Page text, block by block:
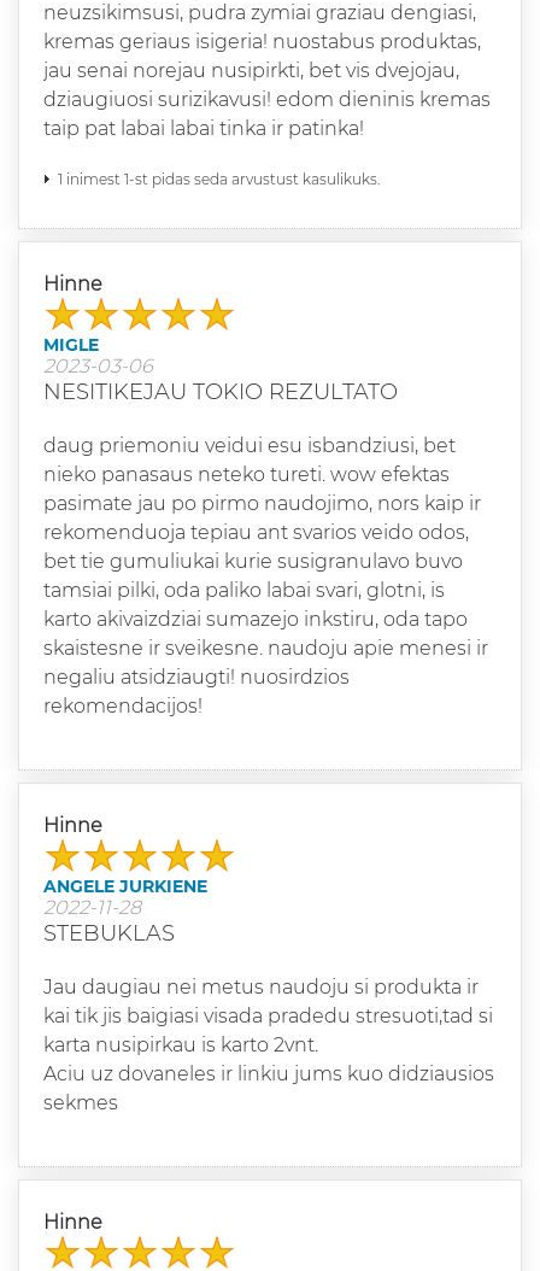
neuzsikimsusi, pudra zymiai graziau dengiasi,
kremas geriaus isigeria! nuostabus produktas,
jau senai norejau nusipirkti, bet vis dvejojau,
dziaugiuosi surizikavusi! edom dieninis kremas
taip pat labai labai tinka ir patinka!
1 inimest 1-st pidas seda arvustust kasulikuks.
Hinne
MIGLE
2023-03-06
NESITIKEJAU TOKIO REZULTATO
daug priemoniu veidui esu isbandziusi, bet
nieko panasaus neteko tureti. wow efektas
pasimate jau po pirmo naudojimo, nors kaip ir
rekomenduoja tepiau ant svarios veido odos,
bet tie gumuliukai kurie susigranulavo buvo
tamsiai pilki, oda paliko labai svari, glotni, is
karto akivaizdziai sumazejo inkstiru, oda tapo
skaistesne ir sveikesne. naudoju apie menesi ir
negaliu atsidziaugti! nuosirdzios
rekomendacijos!
Hinne
ANGELE JURKIENE
2022-11-28
STEBUKLAS
Jau daugiau nei metus naudoju si produkta ir
kai tik jis baigiasi visada pradedu stresuoti,tad si
karta nusipirkau is karto 2vnt.
Aciu uz dovaneles ir linkiu jums kuo didziausios
sekmes
Hinne